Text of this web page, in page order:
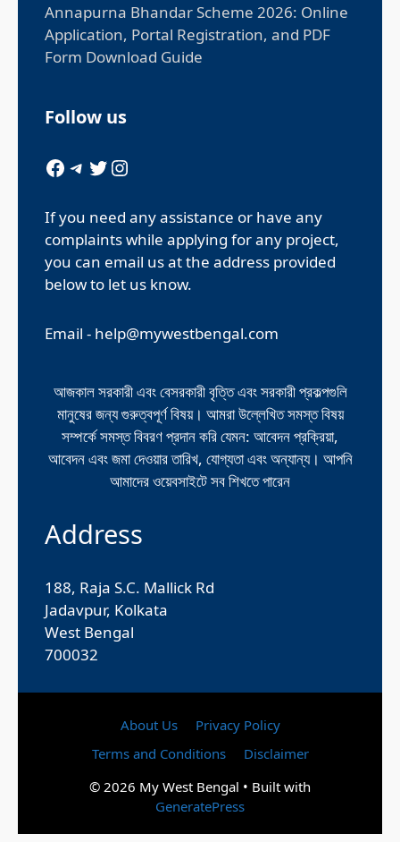
Annapurna Bhandar Scheme 2026: Online
Application, Portal Registration, and PDF
Form Download Guide
Follow us
Facebook
Telegram
Twitter
Instagram
If you need any assistance or have any
complaints while applying for any project,
you can email us at the address provided
below to let us know.
Email - help@mywestbengal.com
আজকাল সরকারী এবং বেসরকারী বৃত্তি এবং সরকারী প্রকল্পগুলি
মানুষের জন্য গুরুত্বপূর্ণ বিষয়। আমরা উল্লেখিত সমস্ত বিষয়
সম্পর্কে সমস্ত বিবরণ প্রদান করি যেমন: আবেদন প্রক্রিয়া,
আবেদন এবং জমা দেওয়ার তারিখ, যোগ্যতা এবং অন্যান্য। আপনি
আমাদের ওয়েবসাইটে সব শিখতে পারেন
Address
188, Raja S.C. Mallick Rd
Jadavpur, Kolkata
West Bengal
700032
About Us
Privacy Policy
Terms and Conditions
Disclaimer
© 2026 My West Bengal • Built with
GeneratePress